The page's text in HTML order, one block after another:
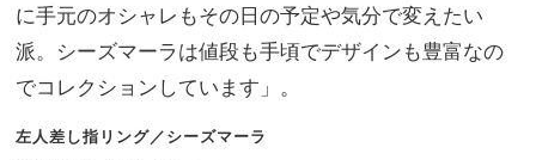
に手元のオシャレもその日の予定や気分で変えたい
派。シーズマーラは値段も手頃でデザインも豊富なの
でコレクションしています」。
左人差し指リング／シーズマーラ